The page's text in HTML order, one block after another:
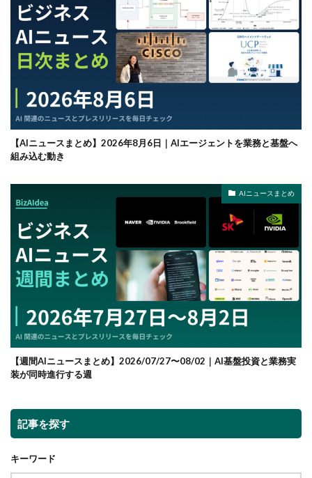
【AIニュースまとめ】2026年8月6日｜AIエージェントを業務と基盤へ
組み込む動き
AIニュースまとめ
【週間AIニュースまとめ】2026/07/27〜08/02｜AI基盤投資と業務実
装が同時進行する週
記事を探す
キーワード